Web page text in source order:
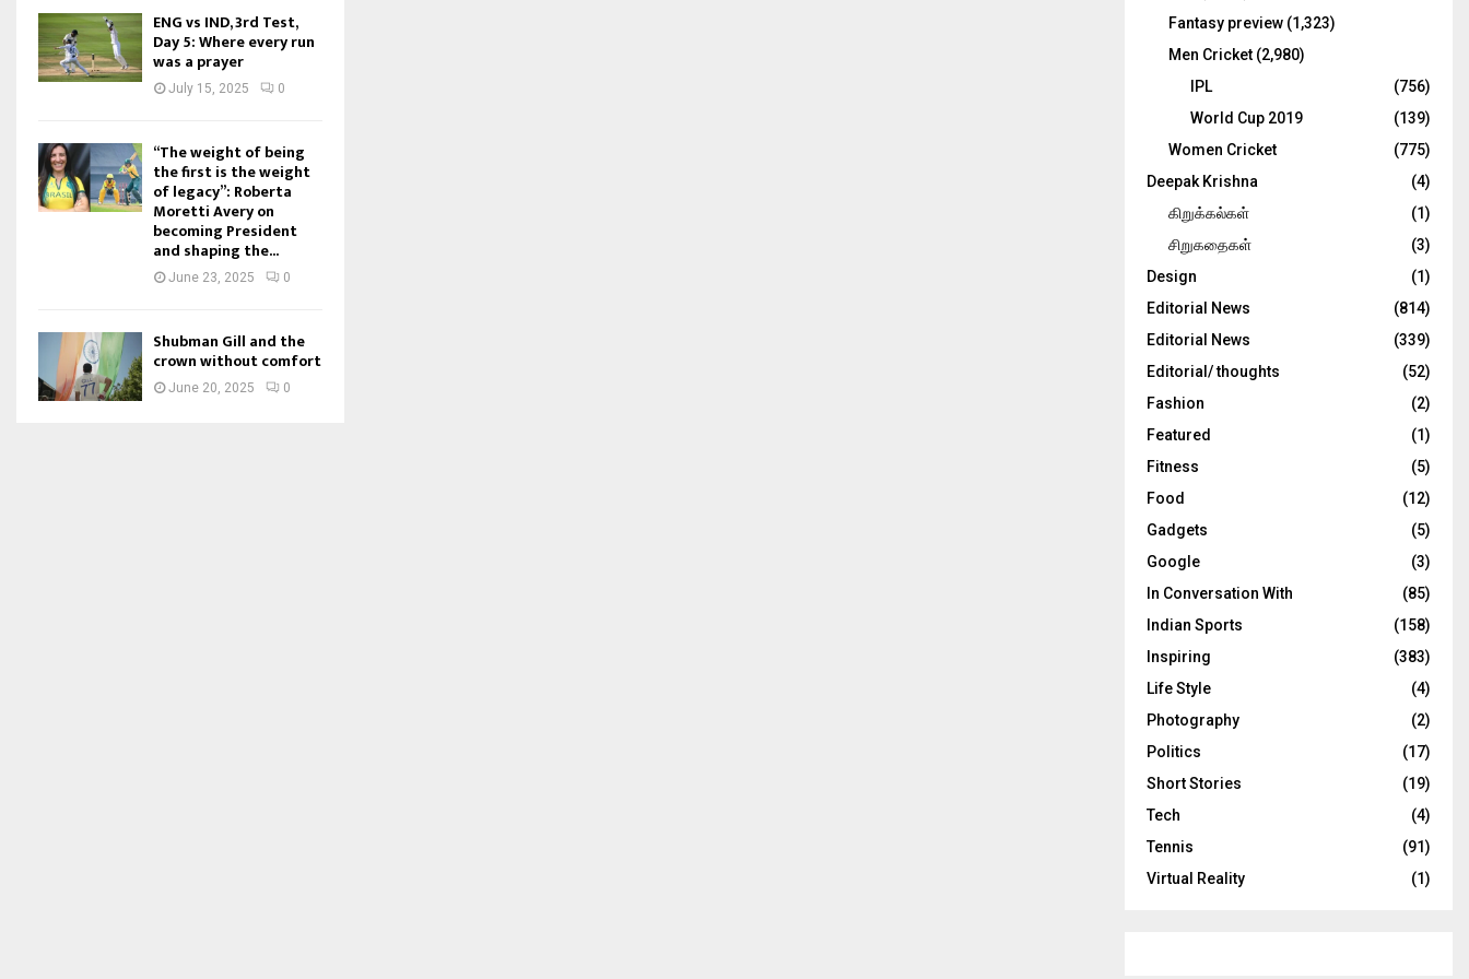
ENG vs IND, 3rd Test,
Day 5: Where every run
was a prayer
July 15, 2025 0
“The weight of being
the first is the weight
of legacy”: Roberta
Moretti Avery on
becoming President
and shaping the...
June 23, 2025 0
Shubman Gill and the
crown without comfort
June 20, 2025 0
Fantasy preview (1,323)
Men Cricket (2,980)
IPL
(756)
World Cup 2019
(139)
Women Cricket
(775)
Deepak Krishna
(4)
கிறுக்கல்கள்
(1)
சிறுகதைகள்
(3)
Design
(1)
Editorial News
(814)
Editorial News
(339)
Editorial/ thoughts
(52)
Fashion
(2)
Featured
(1)
Fitness
(5)
Food
(12)
Gadgets
(5)
Google
(3)
In Conversation With
(85)
Indian Sports
(158)
Inspiring
(383)
Life Style
(4)
Photography
(2)
Politics
(17)
Short Stories
(19)
Tech
(4)
Tennis
(91)
Virtual Reality
(1)